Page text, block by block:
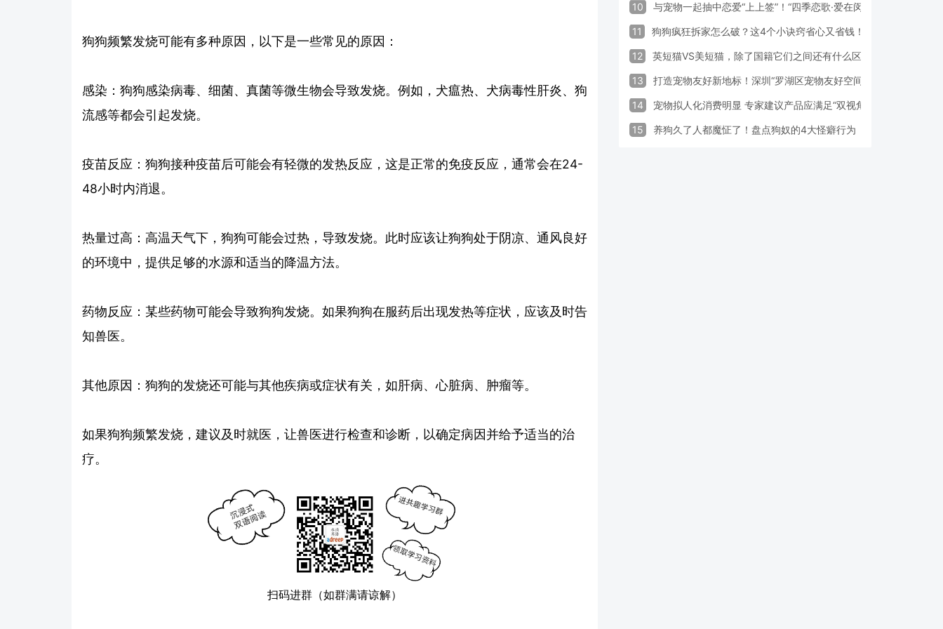
狗狗频繁发烧可能有多种原因，以下是一些常见的原因：
感染：狗狗感染病毒、细菌、真菌等微生物会导致发烧。例如，犬瘟热、犬病毒性肝炎、狗
流感等都会引起发烧。
疫苗反应：狗狗接种疫苗后可能会有轻微的发热反应，这是正常的免疫反应，通常会在24-
48小时内消退。
热量过高：高温天气下，狗狗可能会过热，导致发烧。此时应该让狗狗处于阴凉、通风良好
的环境中，提供足够的水源和适当的降温方法。
药物反应：某些药物可能会导致狗狗发烧。如果狗狗在服药后出现发热等症状，应该及时告
知兽医。
其他原因：狗狗的发烧还可能与其他疾病或症状有关，如肝病、心脏病、肿瘤等。
如果狗狗频繁发烧，建议及时就医，让兽医进行检查和诊断，以确定病因并给予适当的治
疗。
扫码进群（如群满请谅解）
10 与宠物一起抽中恋爱“上上签”！“四季恋歌·爱在闵行”携宠交友引领
11 狗狗疯狂拆家怎么破？这4个小诀窍省心又省钱！
12 英短猫VS美短猫，除了国籍它们之间还有什么区别？
13 打造宠物友好新地标！深圳“罗湖区宠物友好空间活动周”启动
14 宠物拟人化消费明显 专家建议产品应满足“双视角需求”
15 养狗久了人都魔怔了！盘点狗奴的4大怪癖行为